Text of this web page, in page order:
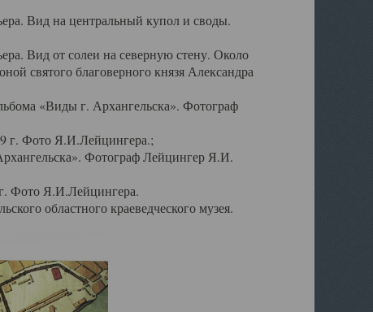
Вид на центральный купол и своды.
Вид от солеи на северную стену. Около
святого благоверного князя Александра
«Виды г. Архангельска». Фотограф
г. Фото Я.И.Лейцингера.;
Фотограф Лейцингер Я.И.
Фото Я.И.Лейцингера.
областного краеведческого музея.